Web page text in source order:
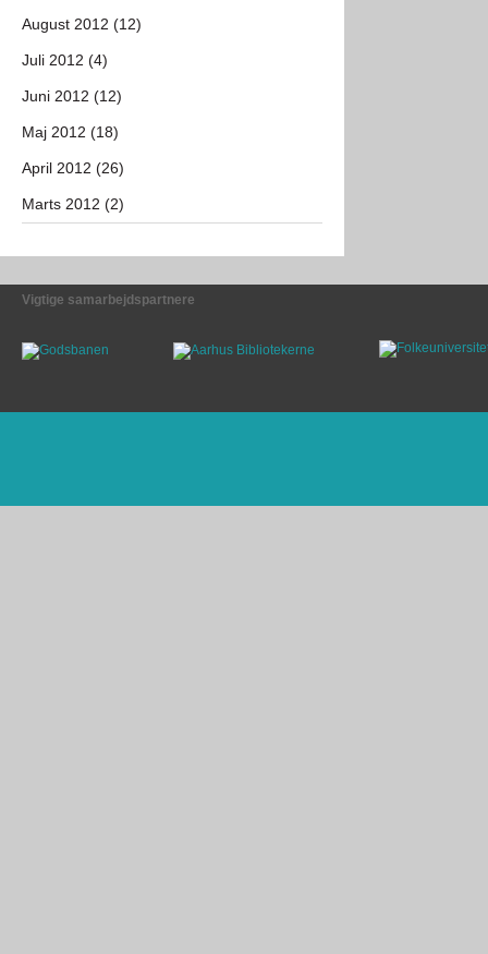
August 2012 (12)
Juli 2012 (4)
Juni 2012 (12)
Maj 2012 (18)
April 2012 (26)
Marts 2012 (2)
Vigtige samarbejdspartnere